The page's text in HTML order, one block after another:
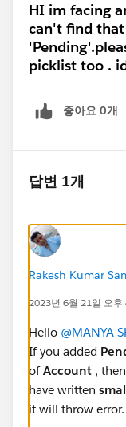
HI im facing
can't find that
picklist too .
좋아요 0개
답변 1개
Rakesh Kumar
2023년 6월 21일 오후
Hello @MANYA
If you added
ofAccount ,
have written
it will throw error.